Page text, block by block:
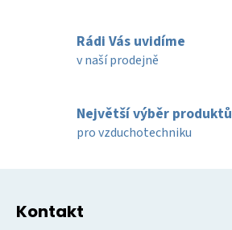
k
p
i
Rádi Vás uvidíme
v naší prodejně
Největší výběr produktů
pro vzduchotechniku
Kontakt